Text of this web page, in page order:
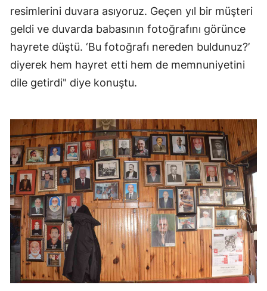
resimlerini duvara asıyoruz. Geçen yıl bir müşteri
geldi ve duvarda babasının fotoğrafını görünce
hayrete düştü. ‘Bu fotoğrafı nereden buldunuz?’
diyerek hem hayret etti hem de memnuniyetini
dile getirdi" diye konuştu.